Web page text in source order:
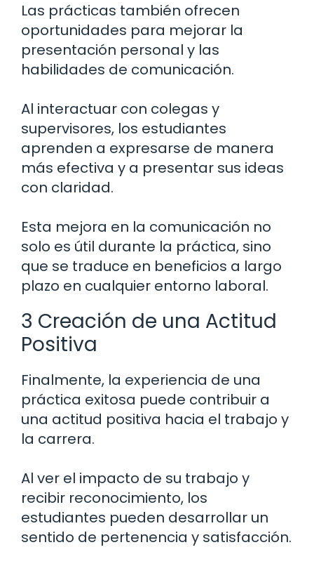
Las prácticas también ofrecen
oportunidades para mejorar la
presentación personal y las
habilidades de comunicación.
Al interactuar con colegas y
supervisores, los estudiantes
aprenden a expresarse de manera
más efectiva y a presentar sus ideas
con claridad.
Esta mejora en la comunicación no
solo es útil durante la práctica, sino
que se traduce en beneficios a largo
plazo en cualquier entorno laboral.
3 Creación de una Actitud
Positiva
Finalmente, la experiencia de una
práctica exitosa puede contribuir a
una actitud positiva hacia el trabajo y
la carrera.
Al ver el impacto de su trabajo y
recibir reconocimiento, los
estudiantes pueden desarrollar un
sentido de pertenencia y satisfacción.